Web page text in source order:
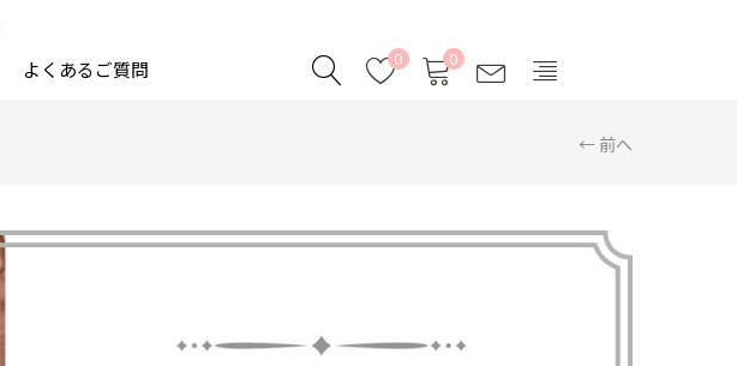
よくあるご質問 0 0
← 前へ